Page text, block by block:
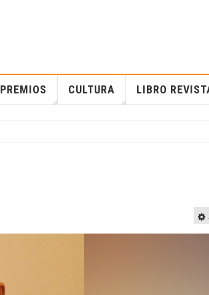
PREMIOS CULTURA LIBRO